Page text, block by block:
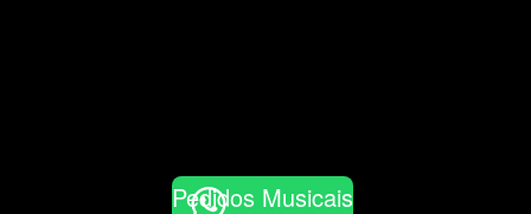
Pedidos Musicais